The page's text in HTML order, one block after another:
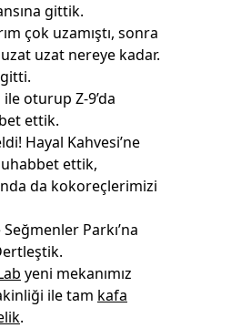
gittik.
çok uzamıştı, sonra
uzat nereye kadar.
gitti.
oturup Z-9’da
ettik.
Hayal Kahvesi’ne
ettik,
da kokoreçlerimizi
Parkı’na
yeni mekanımız
ile tam kafa
.